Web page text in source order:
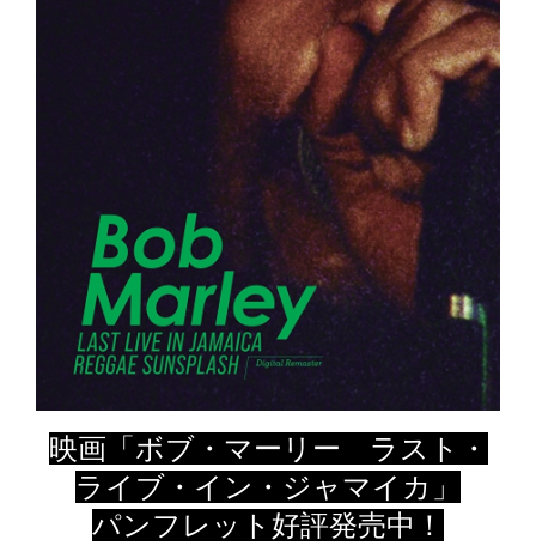
映画「ボブ・マーリー ラスト・
ライブ・イン・ジャマイカ」
パンフレット好評発売中！